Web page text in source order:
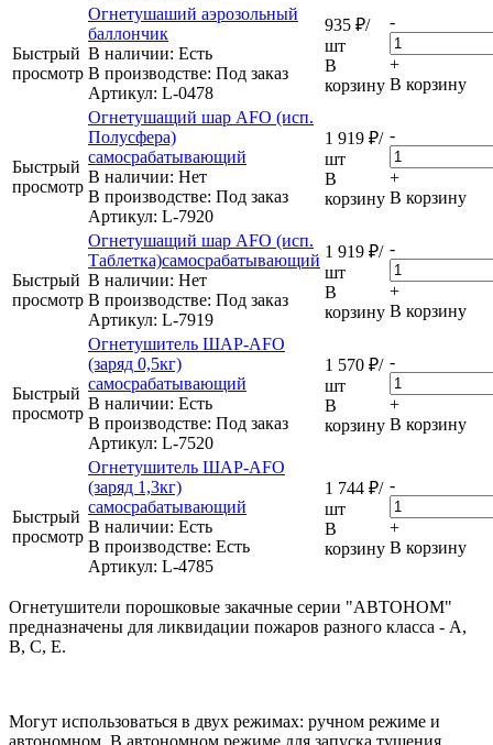
Быстрый
просмотр
Огнетушаший аэрозольный
баллончик
В наличии: Eсть
В производстве: Под заказ
Артикул: L-0478
935 ₽/
шт
В
корзину
-
+
В корзину
Быстрый
просмотр
Огнетушащий шар AFO (исп.
Полусфера)
самосрабатывающий
В наличии: Нет
В производстве: Под заказ
Артикул: L-7920
1 919 ₽/
шт
В
корзину
-
+
В корзину
Быстрый
просмотр
Огнетушащий шар AFO (исп.
Таблетка)самосрабатывающий
В наличии: Нет
В производстве: Под заказ
Артикул: L-7919
1 919 ₽/
шт
В
корзину
-
+
В корзину
Быстрый
просмотр
Огнетушитель ШАР-AFO
(заряд 0,5кг)
самосрабатывающий
В наличии: Eсть
В производстве: Под заказ
Артикул: L-7520
1 570 ₽/
шт
В
корзину
-
+
В корзину
Быстрый
просмотр
Огнетушитель ШАР-AFO
(заряд 1,3кг)
самосрабатывающий
В наличии: Eсть
В производстве: Есть
Артикул: L-4785
1 744 ₽/
шт
В
корзину
-
+
В корзину
Огнетушители порошковые закачные серии "АВТОНОМ"
предназначены для ликвидации пожаров разного класса - А,
В, С, Е.
Могут использоваться в двух режимах: ручном режиме и
автономном. В автономном режиме для запуска тушения